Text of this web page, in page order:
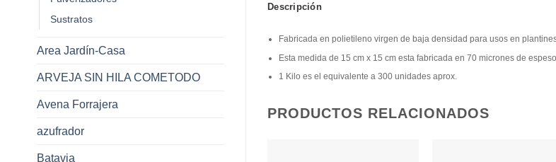
Sustratos
Area Jardín-Casa
ARVEJA SIN HILA COMETODO
Avena Forrajera
azufrador
Batavia
Descripción
Fabricada en polietileno virgen de baja densidad para usos en
Esta medida de 15 cm x 15 cm esta fabricada en 70 micrones de
1 Kilo es el equivalente a 300 unidades aprox.
PRODUCTOS RELACIONADOS